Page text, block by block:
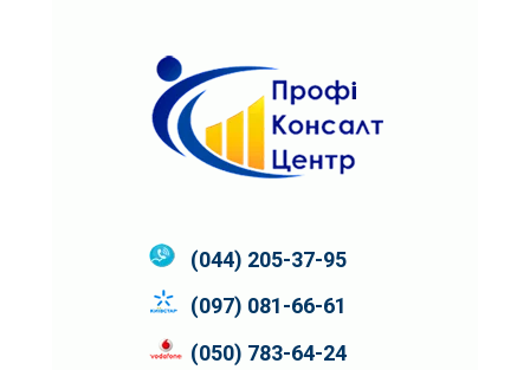
(044) 205-37-95
(097) 081-66-61
(050) 783-64-24